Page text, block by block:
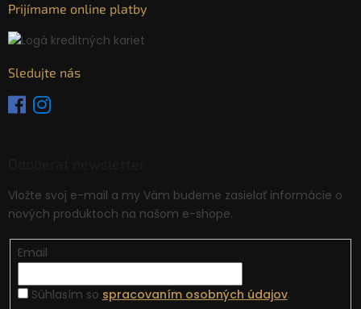
Prijímame online platby
Sledujte nás
Vložte svoj e-mail a my Vám budeme zasielať informácie o
nových produktoch na našom e-shope.
Email
Súhlasím so spracovaním osobných údajov.